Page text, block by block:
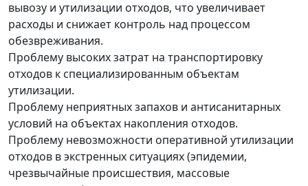
вывозу и утилизации отходов, что увеличивает
расходы и снижает контроль над процессом
обезвреживания.
Проблему высоких затрат на транспортировку
отходов к специализированным объектам
утилизации.
Проблему неприятных запахов и антисанитарных
условий на объектах накопления отходов.
Проблему невозможности оперативной утилизации
отходов в экстренных ситуациях (эпидемии,
чрезвычайные происшествия, массовые